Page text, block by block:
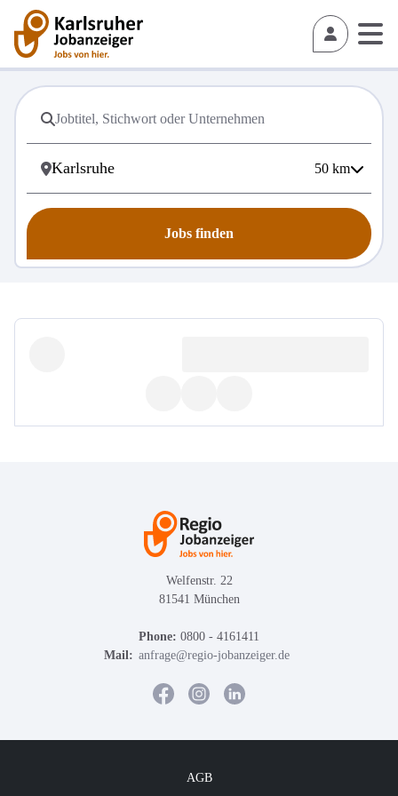
50 km
Jobs finden
Welfenstr. 22
81541 München
Phone: 0800 - 4161411
Mail: anfrage@regio-jobanzeiger.de
AGB